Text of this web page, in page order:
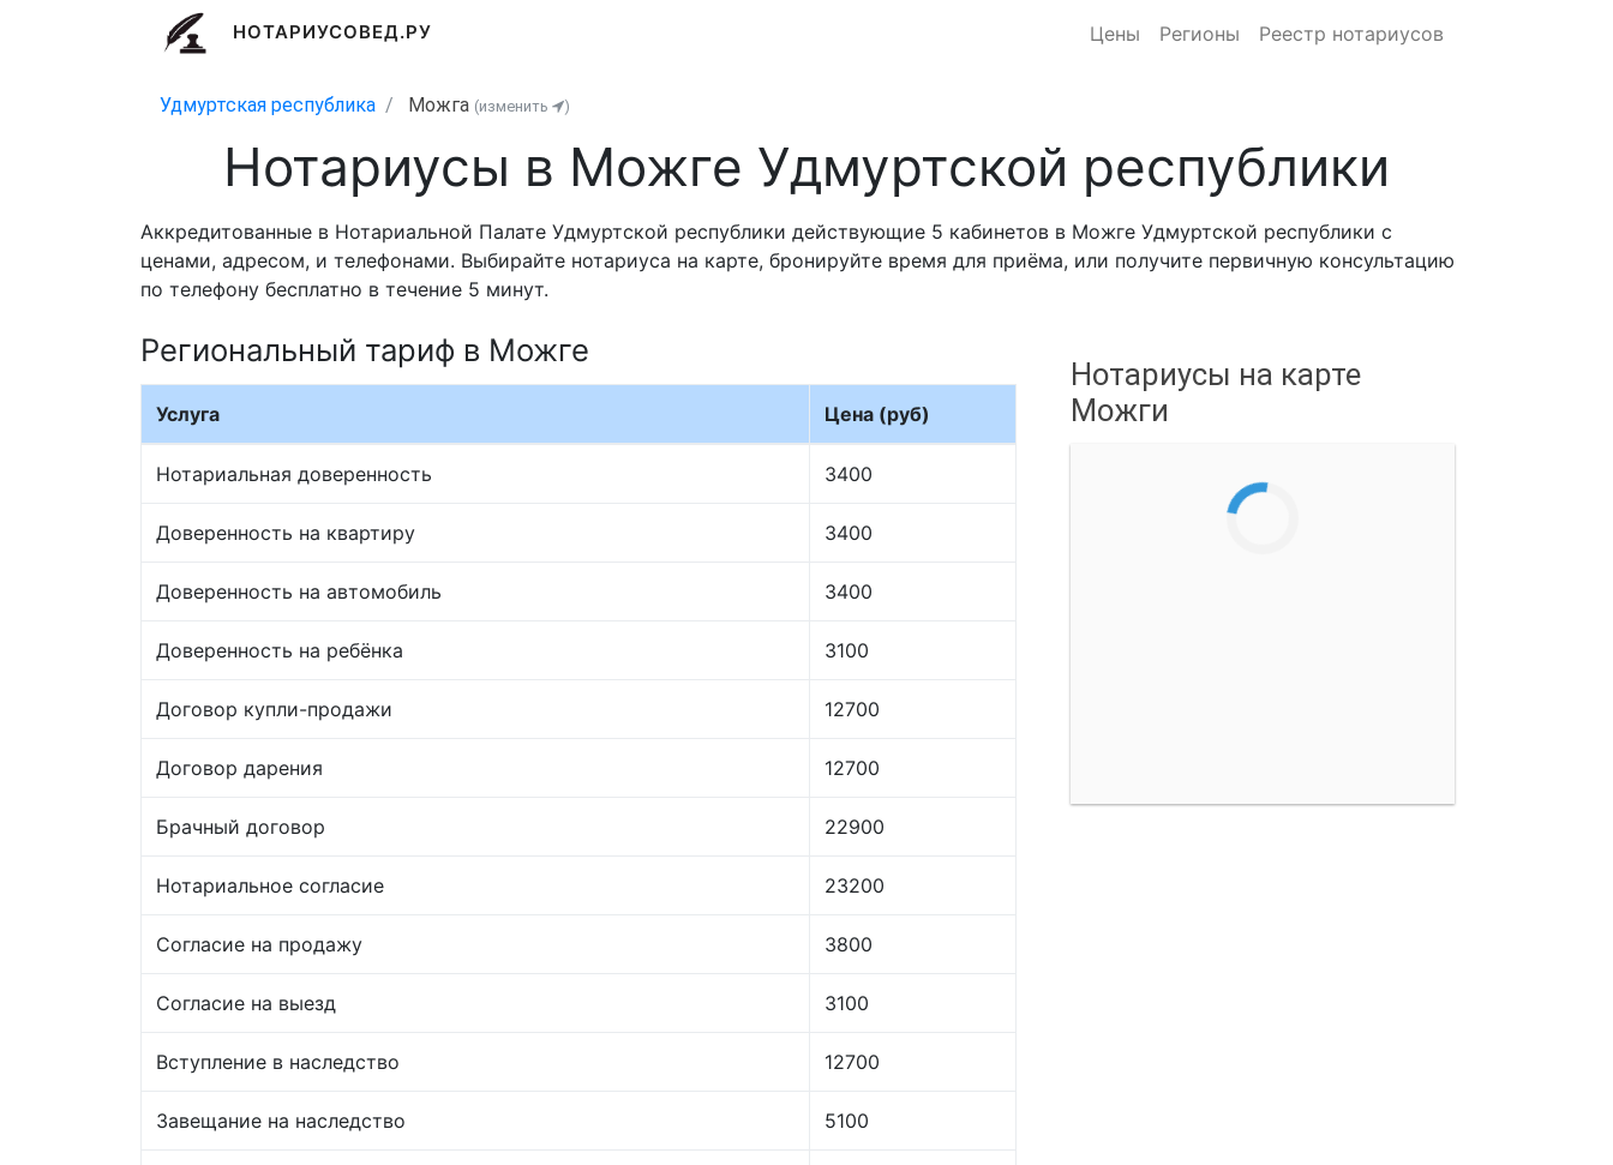
НОТАРИУСОВЕД.РУ Цены Регионы Реестр нотариусов
Удмуртская республика Можга (изменить )
Нотариусы в Можге Удмуртской республики
Аккредитованные в Нотариальной Палате Удмуртской республики действующие 5 кабинетов в Можге Удмуртской республики с
ценами, адресом, и телефонами. Выбирайте нотариуса на карте, бронируйте время для приёма, или получите первичную консультацию
по телефону бесплатно в течение 5 минут.
Региональный тариф в Можге
Услуга Цена (руб)
Нотариальная доверенность 3400
Доверенность на квартиру 3400
Доверенность на автомобиль 3400
Доверенность на ребёнка 3100
Договор купли-продажи 12700
Договор дарения 12700
Брачный договор 22900
Нотариальное согласие 23200
Согласие на продажу 3800
Согласие на выезд 3100
Вступление в наследство 12700
Завещание на наследство 5100
Нотариусы на карте
Можги